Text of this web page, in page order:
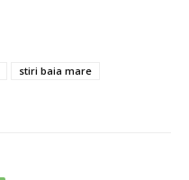
stiri baia mare